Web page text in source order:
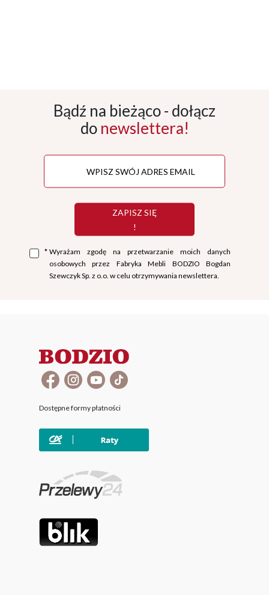
Bądź na bieżąco - dołącz
do newslettera!
ZAPISZ SIĘ
!
* Wyrażam zgodę na przetwarzanie moich danych
osobowych przez Fabryka Mebli BODZIO Bogdan
Szewczyk Sp. z o.o. w celu otrzymywania newslettera.
Dostępne formy płatności